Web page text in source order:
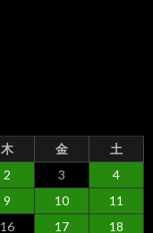
木 金 土
2 3
4
9 10
11
16 17
18